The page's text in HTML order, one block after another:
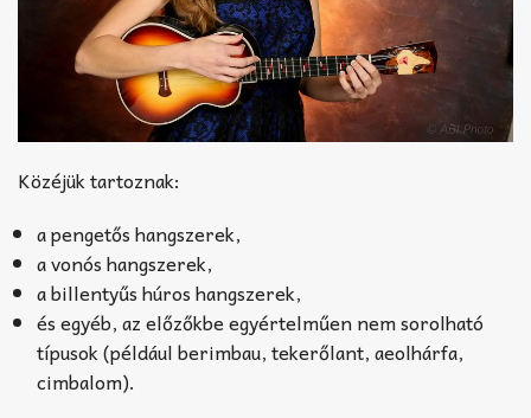
Közéjük tartoznak:
a pengetős hangszerek,
a vonós hangszerek,
a billentyűs húros hangszerek,
és egyéb, az előzőkbe egyértelműen nem sorolható
típusok (például berimbau, tekerőlant, aeolhárfa,
cimbalom).